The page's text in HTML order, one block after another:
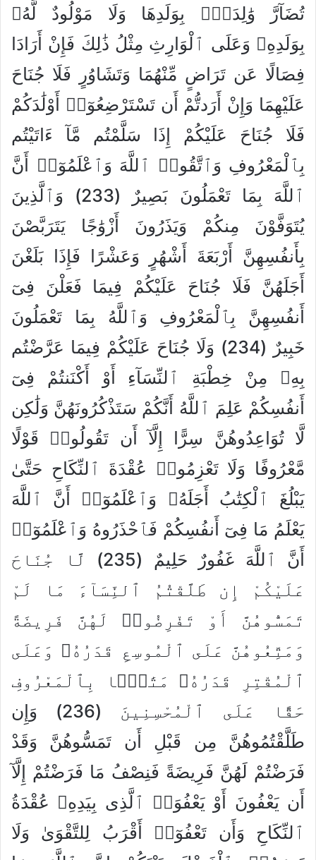
تُضَآرَّ وَٰلِدَةٌۢ بِوَلَدِهَا وَلَا مَوْلُودٌ لَّهُۥ
بِوَلَدِهِۦ وَعَلَى ٱلْوَارِثِ مِثْلُ ذَٰلِكَ فَإِنْ أَرَادَا
فِصَالًا عَن تَرَاضٍ مِّنْهُمَا وَتَشَاوُرٍ فَلَا جُنَاحَ
عَلَيْهِمَا وَإِنْ أَرَدتُّمْ أَن تَسْتَرْضِعُوٓا۟ أَوْلَٰدَكُمْ
فَلَا جُنَاحَ عَلَيْكُمْ إِذَا سَلَّمْتُم مَّآ ءَاتَيْتُم
بِٱلْمَعْرُوفِ وَٱتَّقُوا۟ ٱللَّهَ وَٱعْلَمُوٓا۟ أَنَّ
ٱللَّهَ بِمَا تَعْمَلُونَ بَصِيرٌ (233) وَٱلَّذِينَ
يُتَوَفَّوْنَ مِنكُمْ وَيَذَرُونَ أَزْوَٰجًا يَتَرَبَّصْنَ
بِأَنفُسِهِنَّ أَرْبَعَةَ أَشْهُرٍ وَعَشْرًا فَإِذَا بَلَغْنَ
أَجَلَهُنَّ فَلَا جُنَاحَ عَلَيْكُمْ فِيمَا فَعَلْنَ فِىٓ
أَنفُسِهِنَّ بِٱلْمَعْرُوفِ وَٱللَّهُ بِمَا تَعْمَلُونَ
خَبِيرٌ (234) وَلَا جُنَاحَ عَلَيْكُمْ فِيمَا عَرَّضْتُم
بِهِۦ مِنْ خِطْبَةِ ٱلنِّسَآءِ أَوْ أَكْنَنتُمْ فِىٓ
أَنفُسِكُمْ عَلِمَ ٱللَّهُ أَنَّكُمْ سَتَذْكُرُونَهُنَّ وَلَٰكِن
لَّا تُوَاعِدُوهُنَّ سِرًّا إِلَّآ أَن تَقُولُوا۟ قَوْلًا
مَّعْرُوفًا وَلَا تَعْزِمُوا۟ عُقْدَةَ ٱلنِّكَاحِ حَتَّىٰ
يَبْلُغَ ٱلْكِتَٰبُ أَجَلَهُۥ وَٱعْلَمُوٓا۟ أَنَّ ٱللَّهَ
يَعْلَمُ مَا فِىٓ أَنفُسِكُمْ فَٱحْذَرُوهُ وَٱعْلَمُوٓا۟
أَنَّ ٱللَّهَ غَفُورٌ حَلِيمٌ (235) لَّا جُنَاحَ
عَلَيْكُمْ إِن طَلَّقْتُمُ ٱلنِّسَآءَ مَا لَمْ
تَمَسُّوهُنَّ أَوْ تَفْرِضُوا۟ لَهُنَّ فَرِيضَةً
وَمَتِّعُوهُنَّ عَلَى ٱلْمُوسِعِ قَدَرُهُۥ وَعَلَى
ٱلْمُقْتِرِ قَدَرُهُۥ مَتَٰعًۢا بِٱلْمَعْرُوفِ
حَقًّا عَلَى ٱلْمُحْسِنِينَ (236) وَإِن
طَلَّقْتُمُوهُنَّ مِن قَبْلِ أَن تَمَسُّوهُنَّ وَقَدْ
فَرَضْتُمْ لَهُنَّ فَرِيضَةً فَنِصْفُ مَا فَرَضْتُمْ إِلَّآ
أَن يَعْفُونَ أَوْ يَعْفُوَا۟ ٱلَّذِى بِيَدِهِۦ عُقْدَةُ
ٱلنِّكَاحِ وَأَن تَعْفُوٓا۟ أَقْرَبُ لِلتَّقْوَىٰ وَلَا